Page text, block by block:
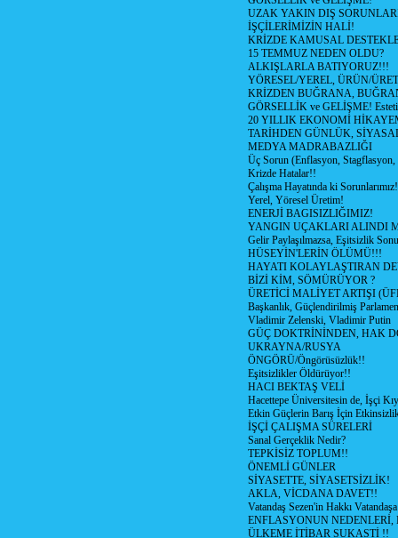
UZAK YAKIN DIŞ
İŞÇİLERİMİZİN HALİ!
KRİZDE KAMUSAL
15 TEMMUZ NEDEN OLDU?
ALKIŞLARLA BATIYORUZ!!!
YÖRESEL/YEREL, ÜRÜN/
KRİZDEN BUĞRANA,
GÖRSELLİK ve GELİŞME!
20 YILLIK EKONOMİ
TARİHDEN GÜNLÜK,
MEDYA MADRABAZLIĞI
Üç Sorun (Enflasyon, Stagflasyon,
Krizde Hatalar!!
Çalışma Hayatında ki
Yerel, Yöresel Üretim!
ENERJİ BAGISIZLIĞIMIZ!
YANGIN UÇAKLARI ALINDI
Gelir Paylaşılmazsa, Eşitsizlik
HÜSEYİN'LERİN ÖLÜMÜ!!!
HAYATI KOLAYLAŞTIRAN
BİZİ KİM, SÖMÜRÜYOR ?
ÜRETİCİ MALİYET ARTIŞI
Başkanlık, Güçlendirilmiş
Vladimir Zelenski, Vladimir Putin
GÜÇ DOKTRİNİNDEN, HAK
UKRAYNA/RUSYA
ÖNGÖRÜ/Öngörüsüzlük!!
Eşitsizlikler Öldürüyor!!
HACI BEKTAŞ VELİ
Hacettepe Üniversitesin de, İşçi
Etkin Güçlerin Barış İçin
İŞÇİ ÇALIŞMA SÜRELERİ
Sanal Gerçeklik Nedir?
TEPKİSİZ TOPLUM!!
ÖNEMLİ GÜNLER
SİYASETTE, SİYASETSİZLİK!
AKLA, VİCDANA DAVET!!
Vatandaş Sezen'in Hakkı
ENFLASYONUN NEDENLERİ,
ÜLKEME İTİBAR SUKASTİ !!